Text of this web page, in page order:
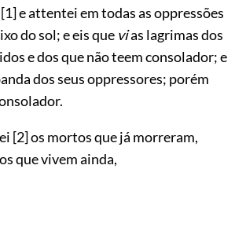
[1]e attentei em todas as oppressões
do sol; e eis que vias lagrimas dos
e dos que não teem consolador; e
dos seus oppressores; porém
[2]os mortos que já morreram,
que vivem ainda,